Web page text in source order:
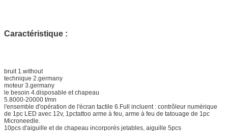
Caractéristique :
bruit 1.without
technique 2.germany
moteur 3.germany
le besoin 4.disposable et chapeau
5.8000-20000 t/mn
l'ensemble d'opération de l'écran tactile 6.Full incluent : contrôleur numérique
de 1pc LED avec 12v, 1pctattoo arme à feu, arme à feu de tatouage de 1pc
Microneedle.
10pcs d'aiguille et de chapeau incorporés jetables, aiguille 5pcs